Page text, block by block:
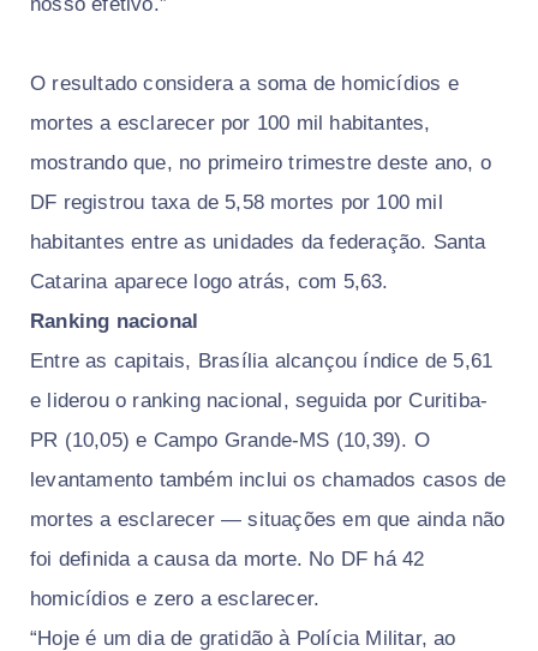
O resultado considera a soma de homicídios e
mortes a esclarecer por 100 mil habitantes,
mostrando que, no primeiro trimestre deste ano, o
DF registrou taxa de 5,58 mortes por 100 mil
habitantes entre as unidades da federação. Santa
Catarina aparece logo atrás, com 5,63.
Ranking nacional
Entre as capitais, Brasília alcançou índice de 5,61
e liderou o ranking nacional, seguida por Curitiba-
PR (10,05) e Campo Grande-MS (10,39). O
levantamento também inclui os chamados casos de
mortes a esclarecer — situações em que ainda não
foi definida a causa da morte. No DF há 42
homicídios e zero a esclarecer.
“Hoje é um dia de gratidão à Polícia Militar, ao